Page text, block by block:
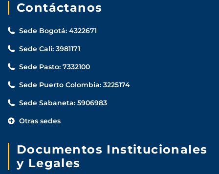
Contáctanos
Sede Bogotá: 4322671
Sede Cali: 3981171
Sede Pasto: 7332100
Sede Puerto Colombia: 3225174
Sede Sabaneta: 5906983
Otras sedes
Documentos Institucionales
y Legales